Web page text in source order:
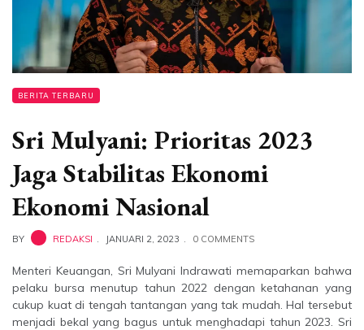
BERITA TERBARU
Sri Mulyani: Prioritas 2023
Jaga Stabilitas Ekonomi
Ekonomi Nasional
BY REDAKSI JANUARI 2, 2023 0 COMMENTS
Menteri Keuangan, Sri Mulyani Indrawati memaparkan bahwa
pelaku bursa menutup tahun 2022 dengan ketahanan yang
cukup kuat di tengah tantangan yang tak mudah. Hal tersebut
menjadi bekal yang bagus untuk menghadapi tahun 2023. Sri